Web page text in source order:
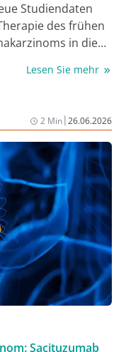
Studiendaten
des frühen
in die
des Meetings lebt
Abläufe. Die
einmal
und
Testung im
Fokus des
aktuell für die
Lesen Sie mehr
2 Min|26.06.2026
Sacituzumab